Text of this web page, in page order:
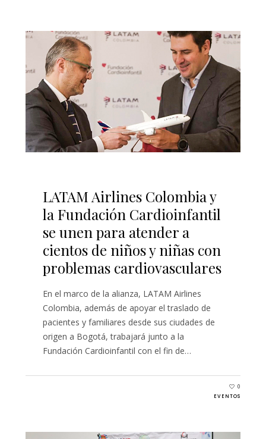
LATAM Airlines Colombia y
la Fundación Cardioinfantil
se unen para atender a
cientos de niños y niñas con
problemas cardiovasculares
En el marco de la alianza, LATAM Airlines
Colombia, además de apoyar el traslado de
pacientes y familiares desde sus ciudades de
origen a Bogotá, trabajará junto a la
Fundación Cardioinfantil con el fin de…
0
EVENTOS